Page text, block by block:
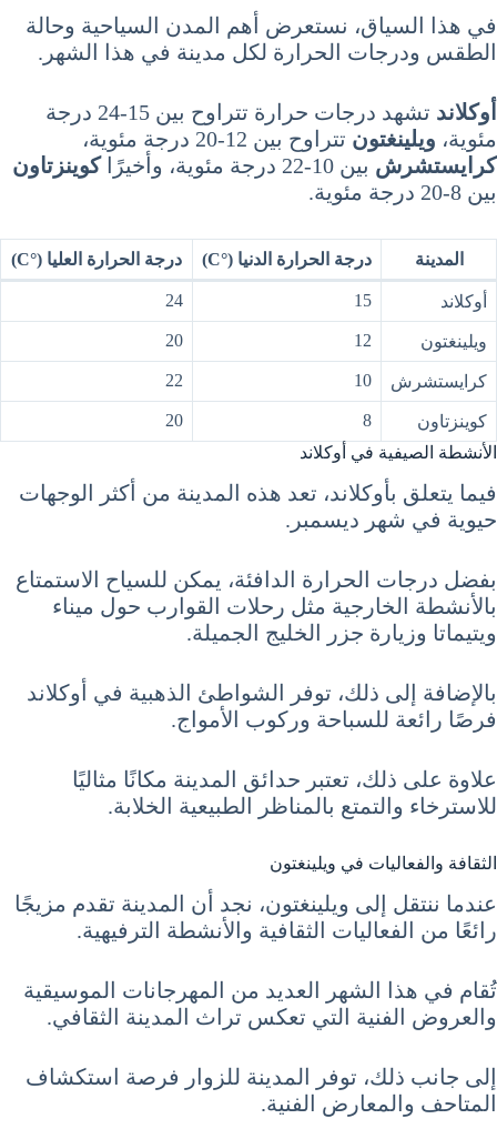
في هذا السياق، نستعرض أهم المدن السياحية وحالة
الطقس ودرجات الحرارة لكل مدينة في هذا الشهر.
أوكلاند
تشهد درجات حرارة تتراوح بين 15-24 درجة
مئوية، ويلينغتون تتراوح بين 12-20 درجة مئوية،
كرايستشرش بين 10-22 درجة مئوية، وأخيرًا
كوينزتاون
بين 8-20 درجة مئوية.
المدينة درجة الحرارة الدنيا (°C) درجة الحرارة العليا (°C)
أوكلاند 15
24
ويلينغتون 12
20
كرايستشرش 10
22
كوينزتاون 8
20
الأنشطة الصيفية في أوكلاند
فيما يتعلق بأوكلاند، تعد هذه المدينة من أكثر الوجهات
حيوية في شهر ديسمبر.
بفضل درجات الحرارة الدافئة، يمكن للسياح الاستمتاع
بالأنشطة الخارجية مثل رحلات القوارب حول ميناء
ويتيماتا وزيارة جزر الخليج الجميلة.
بالإضافة إلى ذلك، توفر الشواطئ الذهبية في أوكلاند
فرصًا رائعة للسباحة وركوب الأمواج.
علاوة على ذلك، تعتبر حدائق المدينة مكانًا مثاليًا
للاسترخاء والتمتع بالمناظر الطبيعية الخلابة.
الثقافة والفعاليات في ويلينغتون
عندما ننتقل إلى ويلينغتون، نجد أن المدينة تقدم مزيجًا
رائعًا من الفعاليات الثقافية والأنشطة الترفيهية.
تُقام في هذا الشهر العديد من المهرجانات الموسيقية
والعروض الفنية التي تعكس تراث المدينة الثقافي.
إلى جانب ذلك، توفر المدينة للزوار فرصة استكشاف
المتاحف والمعارض الفنية.